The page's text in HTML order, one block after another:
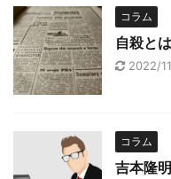
コラム
自殺と
2022/
コラム
吉本隆